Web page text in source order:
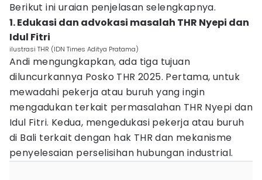
Berikut ini uraian penjelasan selengkapnya.
1. Edukasi dan advokasi masalah THR Nyepi dan
Idul Fitri
ilustrasi THR (IDN Times Aditya Pratama)
Andi mengungkapkan, ada tiga tujuan
diluncurkannya Posko THR 2025. Pertama, untuk
mewadahi pekerja atau buruh yang ingin
mengadukan terkait permasalahan THR Nyepi dan
Idul Fitri. Kedua, mengedukasi pekerja atau buruh
di Bali terkait dengan hak THR dan mekanisme
penyelesaian perselisihan hubungan industrial.